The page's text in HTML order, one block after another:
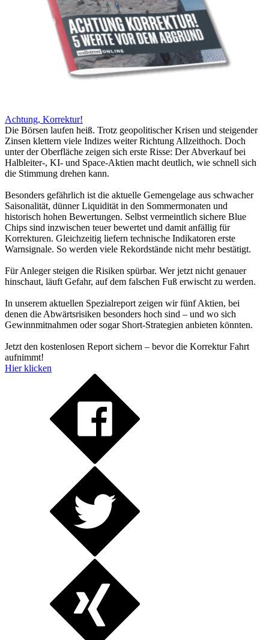
Achtung, Korrektur!
Die Börsen laufen heiß. Trotz geopolitischer Krisen und steigender
Zinsen klettern viele Indizes weiter Richtung Allzeithoch. Doch
unter der Oberfläche zeigen sich erste Risse: Der Abverkauf bei
Halbleiter-, KI- und Space-Aktien macht deutlich, wie schnell sich
die Stimmung drehen kann.
Besonders gefährlich ist die aktuelle Gemengelage aus schwacher
Saisonalität, dünner Liquidität in den Sommermonaten und
historisch hohen Bewertungen. Selbst vermeintlich sichere Blue
Chips sind inzwischen teuer bewertet und damit anfällig für
Korrekturen. Gleichzeitig liefern technische Indikatoren erste
Warnsignale. So werden viele Rekordstände nicht mehr bestätigt.
Für Anleger steigen die Risiken spürbar. Wer jetzt nicht genauer
hinschaut, läuft Gefahr, auf dem falschen Fuß erwischt zu werden.
In unserem aktuellen Spezialreport zeigen wir fünf Aktien, bei
denen die Abwärtsrisiken besonders hoch sind – und wo sich
Gewinnmitnahmen oder sogar Short-Strategien anbieten könnten.
Jetzt den kostenlosen Report sichern – bevor die Korrektur Fahrt
aufnimmt!
Hier klicken